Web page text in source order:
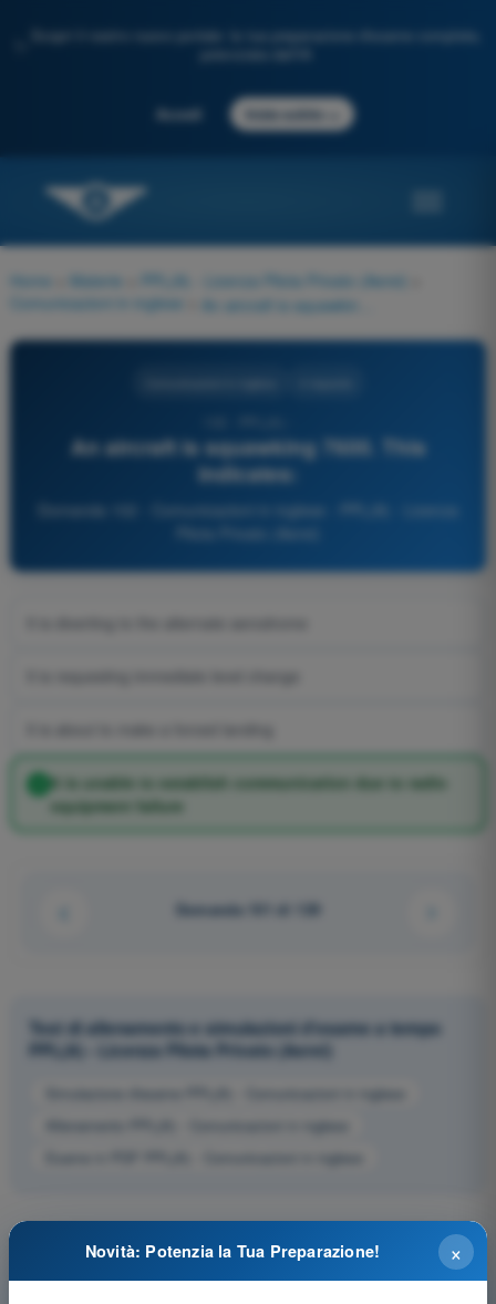
Scopri il nostro nuovo portale: la tua preparazione d'esame completa,
Accedi Inizia subito
Home Materie PPL(A) - Licenza Pilota Privato (Aerei)
Comunicazioni in inglese
An aircraft is squawking 7600. This
indicates:
It is unable to establish communication due to radio
equipment failure
Domanda 101 di 129
Test di allenamento e simulazioni d'esame a tempo
PPL(A) - Licenza Pilota Privato (Aerei)
Simulazione d'esame PPL(A) - Comunicazioni in inglese
Allenamento PPL(A) - Comunicazioni in inglese
Esame in PDF PPL(A) - Comunicazioni in inglese
×
Novità: Potenzia la Tua Preparazione!